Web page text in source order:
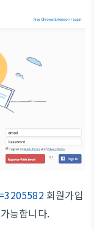
회원가입
능합니다.